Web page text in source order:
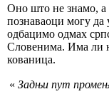
Оно што не знамо, а
познаваоци могу да
одбацимо одмах
Словенима. Има ли
кованица.
« Задњи пут